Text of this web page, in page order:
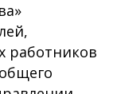
работников